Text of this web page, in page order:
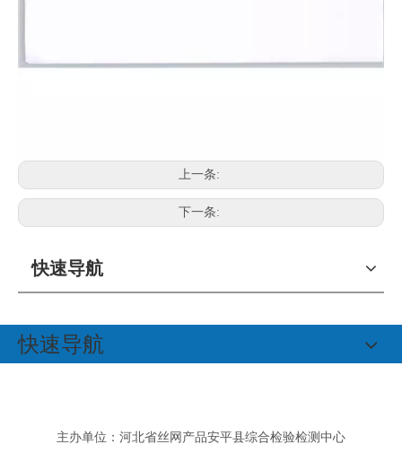
上一条:
下一条:
快速导航
快速导航
主办单位：河北省丝网产品安平县综合检验检测中心